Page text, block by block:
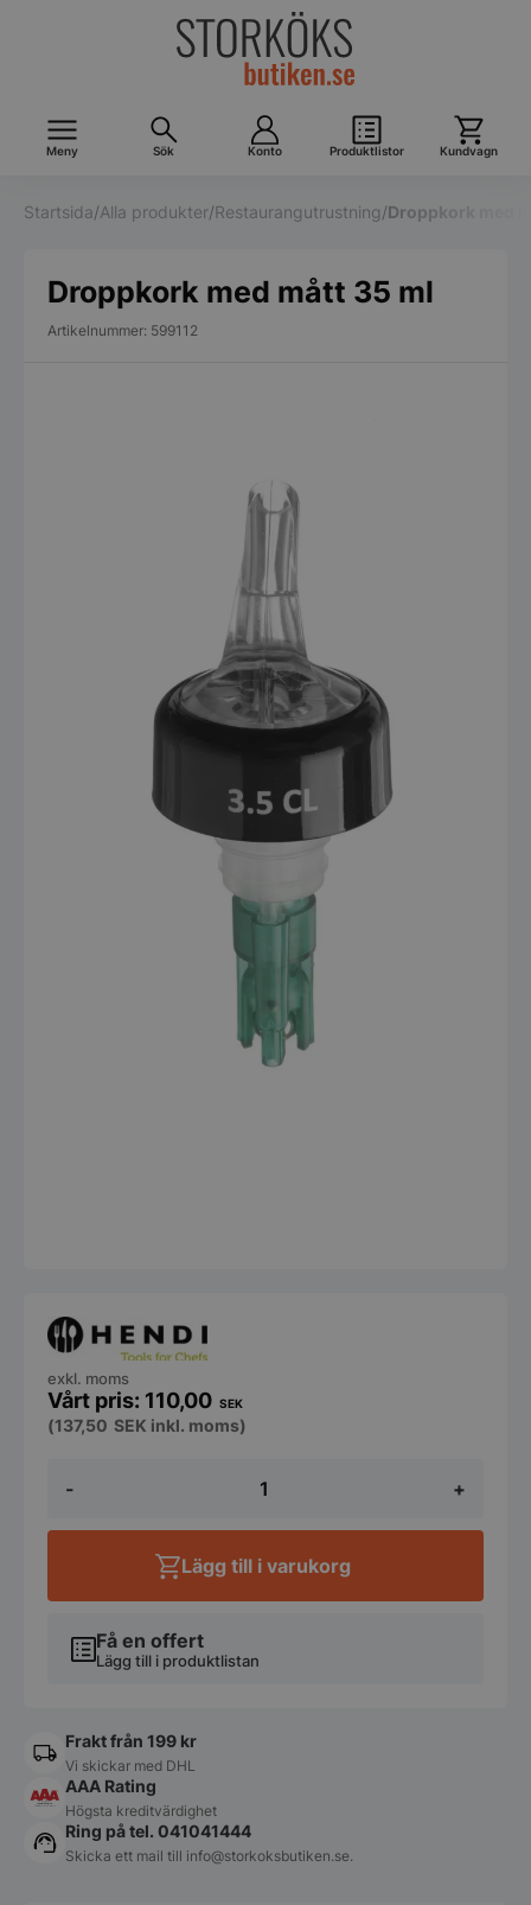
Meny Sök Konto Produktlistor Kundvagn
Startsida/Alla produkter/Restaurangutrustning/Droppkork med
Droppkork med mått 35 ml
Artikelnummer: 599112
-
med
35
+
110,00 SEK
exkl. moms
(137,50 SEK inkl. moms)
Få en offert
Lägg till i produktlistan
Lägg till i varukorg
Frakt från 199 kr
Vi skickar med DHL
AAA Rating
Högsta kreditvärdighet
Ring på tel. 041041444
Skicka ett mail till info@storkoksbutiken.se.